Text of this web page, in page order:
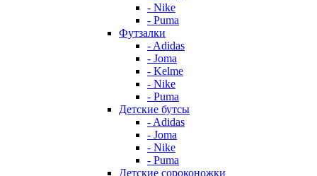
- Nike
- Puma
Футзалки
- Adidas
- Joma
- Kelme
- Nike
- Puma
Детские бутсы
- Adidas
- Joma
- Nike
- Puma
Детские сороконожки